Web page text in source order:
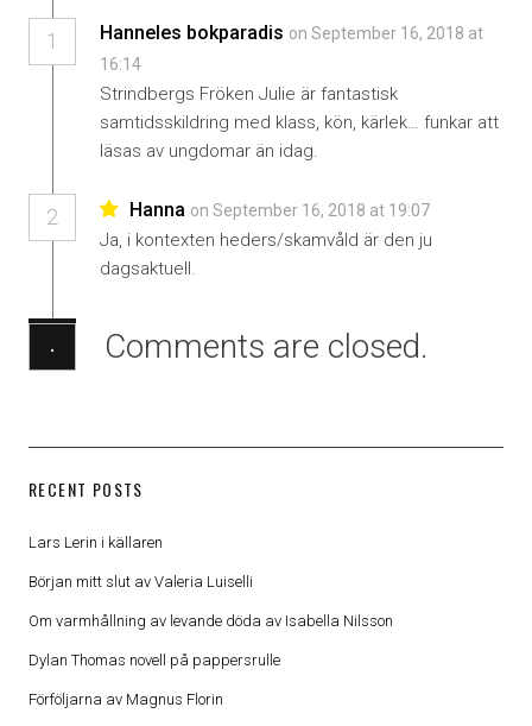
1 Hanneles bokparadis on September 16, 2018 at
16:14
Strindbergs Fröken Julie är fantastisk
samtidsskildring med klass, kön, kärlek… funkar att
läsas av ungdomar än idag.
2 Hanna on September 16, 2018 at 19:07
Ja, i kontexten heders/skamvåld är den ju
dagsaktuell.
· Comments are closed.
RECENT POSTS
Lars Lerin i källaren
Början mitt slut av Valeria Luiselli
Om varmhållning av levande döda av Isabella Nilsson
Dylan Thomas novell på pappersrulle
Förföljarna av Magnus Florin